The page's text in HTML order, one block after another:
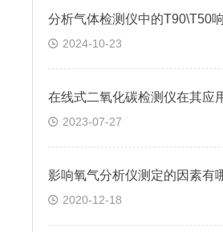
2024-10-23
2023-07-27
影响氧气分析仪测定的因素有
2020-12-18